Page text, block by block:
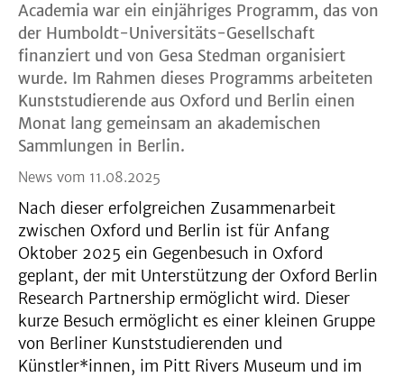
Academia war ein einjähriges Programm, das von
der Humboldt-Universitäts-Gesellschaft
finanziert und von Gesa Stedman organisiert
wurde. Im Rahmen dieses Programms arbeiteten
Kunststudierende aus Oxford und Berlin einen
Monat lang gemeinsam an akademischen
Sammlungen in Berlin.
News vom 11.08.2025
Nach dieser erfolgreichen Zusammenarbeit
zwischen Oxford und Berlin ist für Anfang
Oktober 2025 ein Gegenbesuch in Oxford
geplant, der mit Unterstützung der Oxford Berlin
Research Partnership ermöglicht wird. Dieser
kurze Besuch ermöglicht es einer kleinen Gruppe
von Berliner Kunststudierenden und
Künstler*innen, im Pitt Rivers Museum und im